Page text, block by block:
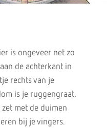
is ongeveer net zo
de achterkant in
rechts van je
is je ruggengraat.
met de duimen
bij je vingers.